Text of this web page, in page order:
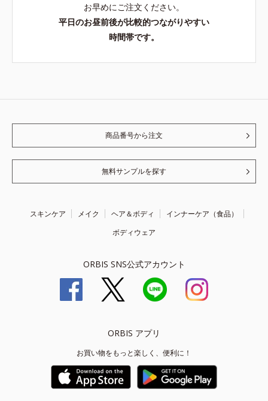
お早めにご注文ください。
平日のお昼前後が比較的つながりやすい
時間帯です。
商品番号から注文
無料サンプルを探す
スキンケア メイク ヘア＆ボディ
インナーケア（食品）
ボディウェア
ORBIS SNS公式アカウント
ORBIS アプリ
お買い物をもっと楽しく、便利に！